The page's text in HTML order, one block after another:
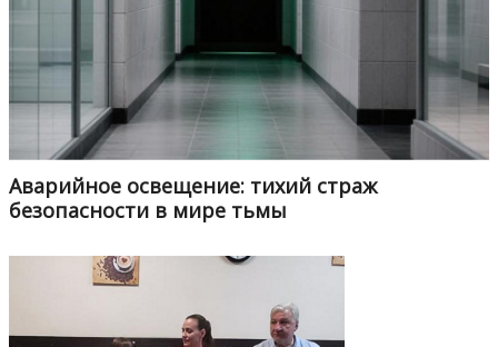
Аварийное освещение: тихий страж
безопасности в мире тьмы